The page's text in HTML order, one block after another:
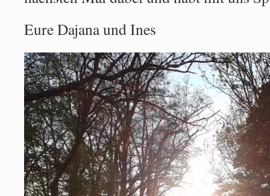
Eure Dajana und Ines
Video-
Player